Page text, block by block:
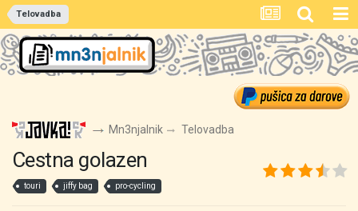
Telovadba
Mn3njalnik Telovadba
Cestna golazen
touri jiffy bag pro-cycling